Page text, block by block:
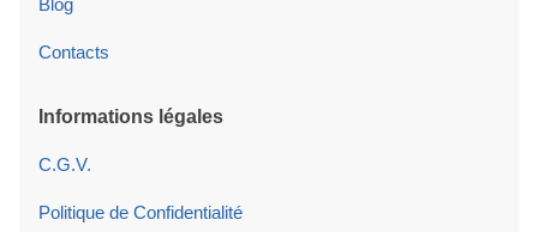
Blog
Contacts
Informations légales
C.G.V.
Politique de Confidentialité